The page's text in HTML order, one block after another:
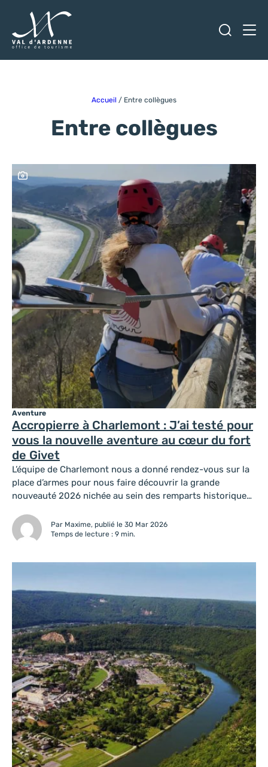
Accueil / Entre collègues
Entre collègues
Accropierre à Charlemont : J’ai testé pour
vous la nouvelle aventure au cœur du fort
de Givet
Aventure
L’équipe de Charlemont nous a donné rendez-vous sur la
place d’armes pour nous faire découvrir la grande
nouveauté 2026 nichée au sein des remparts historiques
cherchez une activité qui mêle sport, histoire et
adrénaline en Ardenne, vous allez être servis. Dès notre
Par Maxime, publié le 30 Mar 2026
Temps de lecture : 9 min.
Ce contenu contient une galerie photo